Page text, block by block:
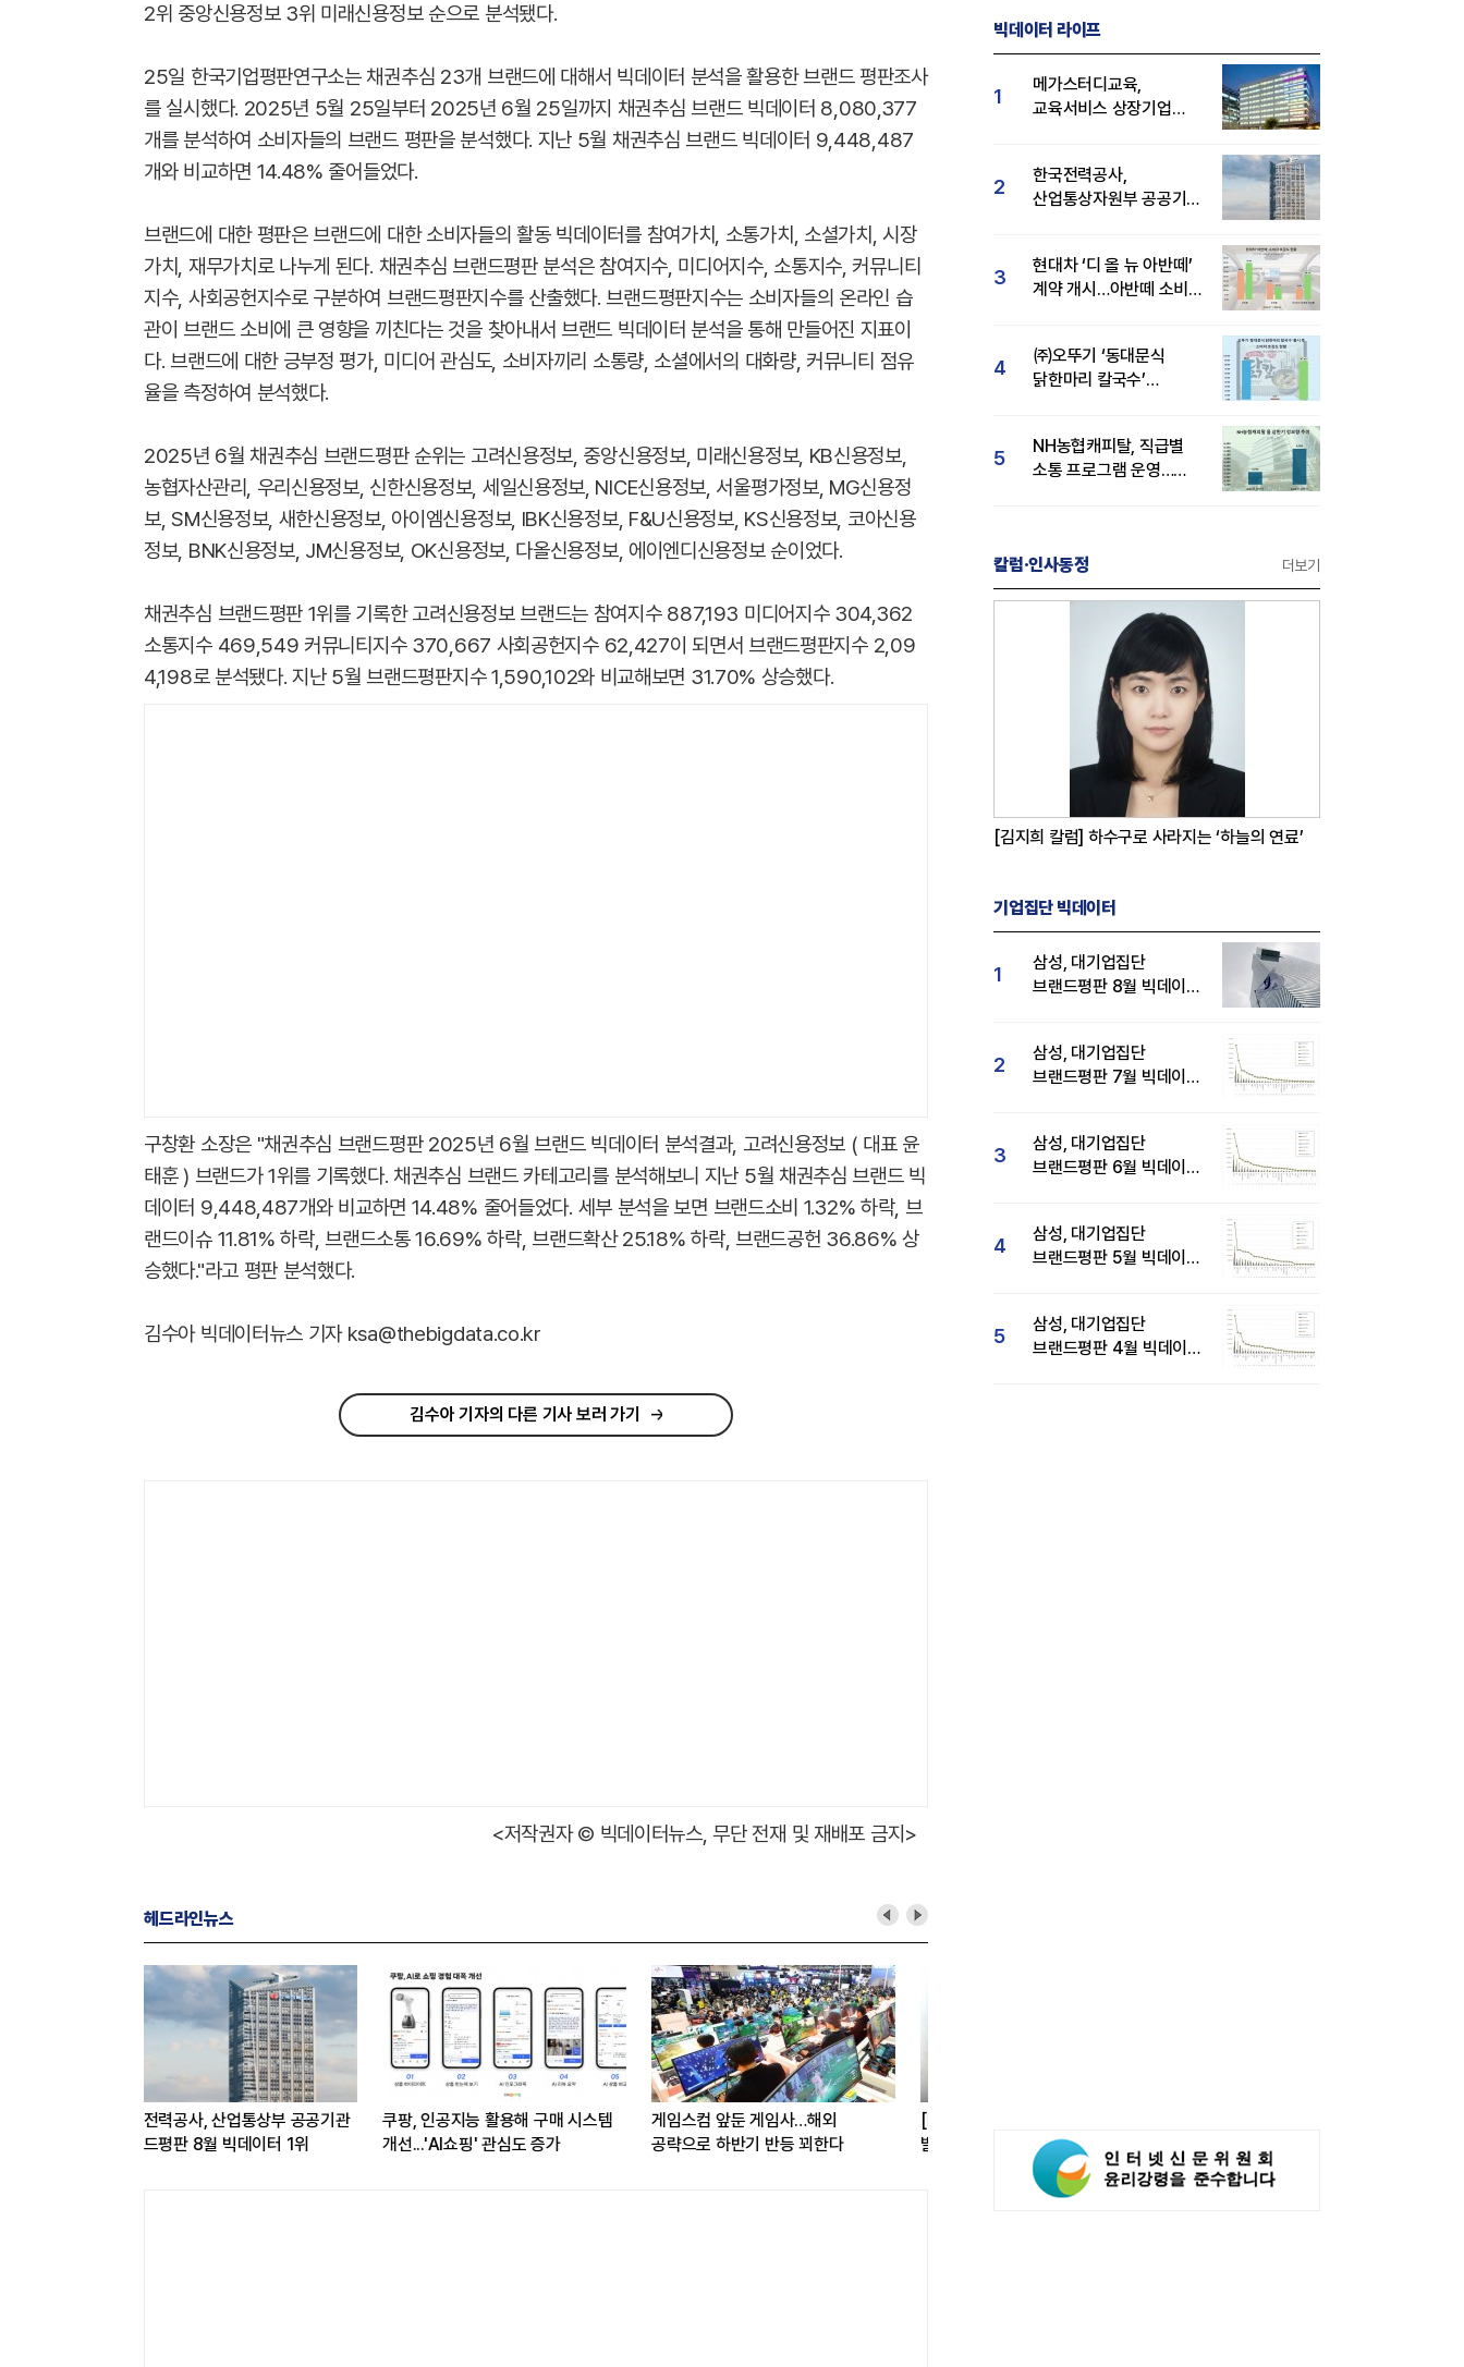
2위 중앙신용정보 3위 미래신용정보 순으로 분석됐다.
25일 한국기업평판연구소는 채권추심 23개 브랜드에 대해서 빅데이터 분석을 활용한 브랜드 평판조사
를 실시했다. 2025년 5월 25일부터 2025년 6월 25일까지 채권추심 브랜드 빅데이터 8,080,377
개를 분석하여 소비자들의 브랜드 평판을 분석했다. 지난 5월 채권추심 브랜드 빅데이터 9,448,487
개와 비교하면 14.48% 줄어들었다.
브랜드에 대한 평판은 브랜드에 대한 소비자들의 활동 빅데이터를 참여가치, 소통가치, 소셜가치, 시장
가치, 재무가치로 나누게 된다. 채권추심 브랜드평판 분석은 참여지수, 미디어지수, 소통지수, 커뮤니티
지수, 사회공헌지수로 구분하여 브랜드평판지수를 산출했다. 브랜드평판지수는 소비자들의 온라인 습
관이 브랜드 소비에 큰 영향을 끼친다는 것을 찾아내서 브랜드 빅데이터 분석을 통해 만들어진 지표이
다. 브랜드에 대한 긍부정 평가, 미디어 관심도, 소비자끼리 소통량, 소셜에서의 대화량, 커뮤니티 점유
율을 측정하여 분석했다.
2025년 6월 채권추심 브랜드평판 순위는 고려신용정보, 중앙신용정보, 미래신용정보, KB신용정보,
농협자산관리, 우리신용정보, 신한신용정보, 세일신용정보, NICE신용정보, 서울평가정보, MG신용정
보, SM신용정보, 새한신용정보, 아이엠신용정보, IBK신용정보, F&U신용정보, KS신용정보, 코아신용
정보, BNK신용정보, JM신용정보, OK신용정보, 다올신용정보, 에이엔디신용정보 순이었다.
채권추심 브랜드평판 1위를 기록한 고려신용정보 브랜드는 참여지수 887,193 미디어지수 304,362
소통지수 469,549 커뮤니티지수 370,667 사회공헌지수 62,427이 되면서 브랜드평판지수 2,09
4,198로 분석됐다. 지난 5월 브랜드평판지수 1,590,102와 비교해보면 31.70% 상승했다.
구창환 소장은 "채권추심 브랜드평판 2025년 6월 브랜드 빅데이터 분석결과, 고려신용정보 ( 대표 윤
태훈 ) 브랜드가 1위를 기록했다. 채권추심 브랜드 카테고리를 분석해보니 지난 5월 채권추심 브랜드 빅
데이터 9,448,487개와 비교하면 14.48% 줄어들었다. 세부 분석을 보면 브랜드소비 1.32% 하락, 브
랜드이슈 11.81% 하락, 브랜드소통 16.69% 하락, 브랜드확산 25.18% 하락, 브랜드공헌 36.86% 상
승했다."라고 평판 분석했다.
김수아 빅데이터뉴스 기자 ksa@thebigdata.co.kr
김수아 기자의 다른 기사 보러 가기
<저작권자 © 빅데이터뉴스, 무단 전재 및 재배포 금지>
헤드라인뉴스
게임스컴 앞둔 게임사…해외
공략으로 하반기 반등 꾀한다
[LIG D&A 50년-37] 홍상어 성공
발판 삼아 '범상어' 개발 착수
문어발 사업서 교훈 얻은 카카오,
AI도 핵심 사업 '선택과 집중'
빅데이터 라이프
1
메가스터디교육,
교육서비스 상장기업
2
한국전력공사,
산업통상자원부 공공기관
3
현대차 ‘디 올 뉴 아반떼’
계약 개시…아반떼 소비자
4
㈜오뚜기 ‘동대문식
닭한마리 칼국수’
5
NH농협캐피탈, 직급별
소통 프로그램 운영…
칼럼·인사동정 더보기
[김지희 칼럼] 하수구로 사라지는 ‘하늘의 연료’
기업집단 빅데이터
1
삼성, 대기업집단
브랜드평판 8월 빅데이터
2
삼성, 대기업집단
브랜드평판 7월 빅데이터
3
삼성, 대기업집단
브랜드평판 6월 빅데이터
4
삼성, 대기업집단
브랜드평판 5월 빅데이터
5
삼성, 대기업집단
브랜드평판 4월 빅데이터